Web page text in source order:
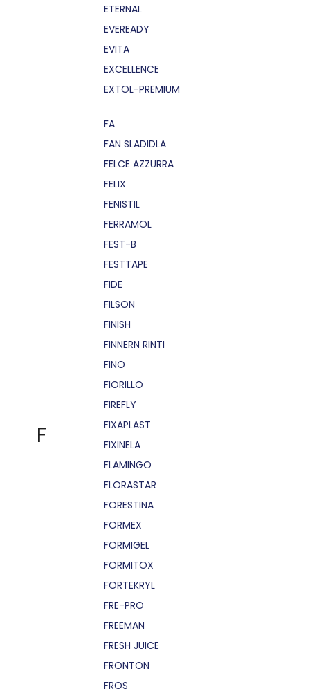
ETERNAL
EVEREADY
EVITA
EXCELLENCE
EXTOL-PREMIUM
F
FA
FAN SLADIDLA
FELCE AZZURRA
FELIX
FENISTIL
FERRAMOL
FEST-B
FESTTAPE
FIDE
FILSON
FINISH
FINNERN RINTI
FINO
FIORILLO
FIREFLY
FIXAPLAST
FIXINELA
FLAMINGO
FLORASTAR
FORESTINA
FORMEX
FORMIGEL
FORMITOX
FORTEKRYL
FRE-PRO
FREEMAN
FRESH JUICE
FRONTON
FROS